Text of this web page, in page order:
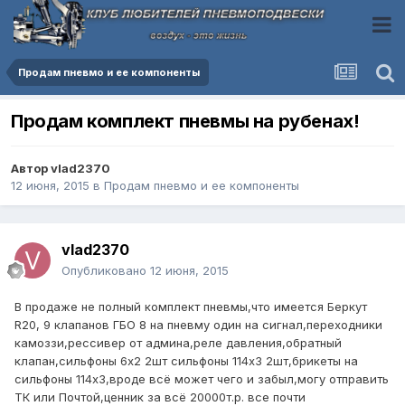
Продам пневмо и ее компоненты
Продам комплект пневмы на рубенах!
Авторvlad2370
12 июня, 2015 в Продам пневмо и ее компоненты
vlad2370
Опубликовано 12 июня, 2015
В продаже не полный комплект пневмы,что имеется Беркут
R20, 9 клапанов ГБО 8 на пневму один на сигнал,переходники
камоззи,рессивер от админа,реле давления,обратный
клапан,сильфоны 6х2 2шт сильфоны 114х3 2шт,брикеты на
сильфоны 114х3,вроде всё может чего и забыл,могу отправить
ТК или Почтой,ценник за всё 20000т.р. все почти